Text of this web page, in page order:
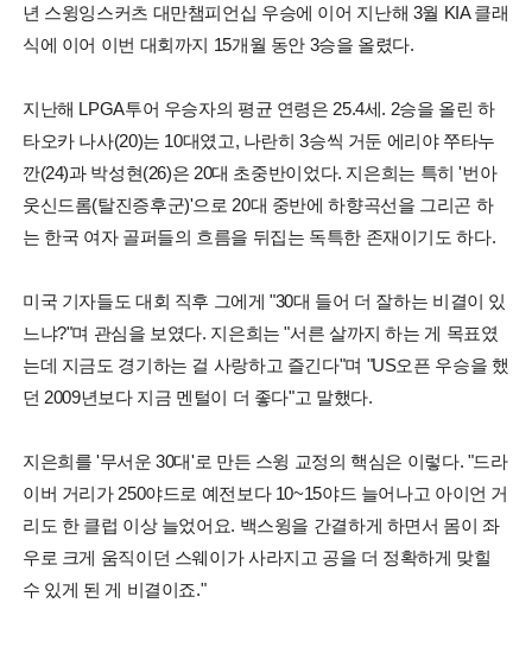
년 스윙잉스커츠 대만챔피언십 우승에 이어 지난해 3월 KIA 클래
식에 이어 이번 대회까지 15개월 동안 3승을 올렸다.
지난해 LPGA투어 우승자의 평균 연령은 25.4세. 2승을 올린 하
타오카 나사(20)는 10대였고, 나란히 3승씩 거둔 에리야 쭈타누
깐(24)과 박성현(26)은 20대 초중반이었다. 지은희는 특히 '번아
웃신드롬(탈진증후군)'으로 20대 중반에 하향곡선을 그리곤 하
는 한국 여자 골퍼들의 흐름을 뒤집는 독특한 존재이기도 하다.
미국 기자들도 대회 직후 그에게 "30대 들어 더 잘하는 비결이 있
느냐?"며 관심을 보였다. 지은희는 "서른 살까지 하는 게 목표였
는데 지금도 경기하는 걸 사랑하고 즐긴다"며 "US오픈 우승을 했
던 2009년보다 지금 멘털이 더 좋다"고 말했다.
지은희를 '무서운 30대'로 만든 스윙 교정의 핵심은 이렇다. "드라
이버 거리가 250야드로 예전보다 10~15야드 늘어나고 아이언 거
리도 한 클럽 이상 늘었어요. 백스윙을 간결하게 하면서 몸이 좌
우로 크게 움직이던 스웨이가 사라지고 공을 더 정확하게 맞힐
수 있게 된 게 비결이죠."